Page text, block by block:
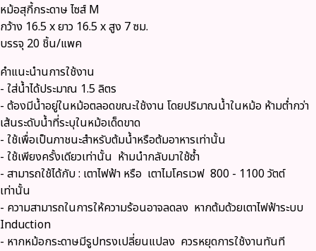
หม้อสุกี้กระดาษ ไซส์ M
กว้าง 16.5 x ยาว 16.5 x สูง 7 ซม.
บรรจุ 20 ชิ้น/แพค
คำแนะนำนการใช้งาน
- ใส่น้ำได้ประมาณ 1.5 ลิตร
- ต้องมีน้ำอยู่ในหม้อตลอดขณะใช้งาน โดยปริมาณน้ำในหม้อ ห้ามต่ำกว่า
เส้นระดับน้ำที่ระบุในหม้อเด็ดขาด
- ใช้เพื่อเป็นภาชนะสำหรับต้มน้ำหรือต้มอาหารเท่านั้น
- ใช้เพียงครั้งเดียวเท่านั้น ห้ามนำกลับมาใช้ซ้ำ
- สามารถใช้ได้กับ : เตาไฟฟ้า หรือ เตาไมโครเวฟ 800 - 1100 วัตต์
เท่านั้น
- ความสามารถในการให้ความร้อนอาจลดลง หากต้มด้วยเตาไฟฟ้าระบบ
Induction
- หากหม้อกระดาษมีรูปทรงเปลี่ยนแปลง ควรหยุดการใช้งานทันที